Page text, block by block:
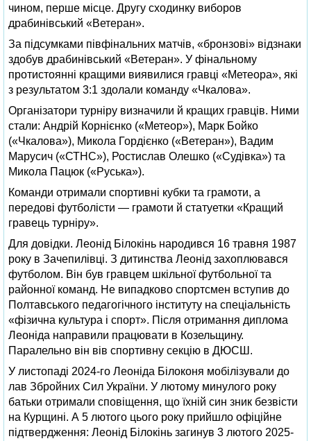
чином, перше місце. Другу сходинку виборов
драбинівський «Ветеран».
За підсумками півфінальних матчів, «бронзові» відзнаки
здобув драбинівський «Ветеран». У фінальному
протистоянні кращими виявилися гравці «Метеора», які
з результатом 3:1 здолали команду «Чкалова».
Організатори турніру визначили й кращих гравців. Ними
стали: Андрій Корнієнко («Метеор»), Марк Бойко
(«Чкалова»), Микола Гордієнко («Ветеран»), Вадим
Марусич («СТНС»), Ростислав Олешко («Судівка») та
Микола Пацюк («Руська»).
Команди отримали спортивні кубки та грамоти, а
передові футболісти — грамоти й статуетки «Кращий
гравець турніру».
Для довідки. Леонід Білокінь народився 16 травня 1987
року в Зачепилівці. З дитинства Леонід захоплювався
футболом. Він був гравцем шкільної футбольної та
районної команд. Не випадково спортсмен вступив до
Полтавського педагогічного інституту на спеціальність
«фізична культура і спорт». Після отримання диплома
Леоніда направили працювати в Козельщину.
Паралельно він вів спортивну секцію в ДЮСШ.
У листопаді 2024-го Леоніда Білоконя мобілізували до
лав Збройних Сил України. У лютому минулого року
батьки отримали сповіщення, що їхній син зник безвісти
на Курщині. А 5 лютого цього року прийшло офіційне
підтвердження: Леонід Білокінь загинув 3 лютого 2025-